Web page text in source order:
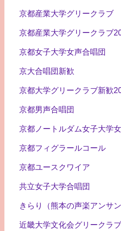
京都産業大学グリークラブ
京都産業大学グリークラブ
京都女子大学女声合唱団
京大合唱団新歓
京都大学グリークラブ新歓
京都男声合唱団
京都ノートルダム女子大学
京都フィグラールコール
京都ユースクワイア
共立女子大学合唱団
きらり（熊本の声楽アンサ
近畿大学文化会グリークラブ